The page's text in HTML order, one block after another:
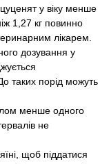
у віку менше
1,27 кг повинно
лікарем.
дозування у
таких порід можуть
менше одного
не
щоб піддатися